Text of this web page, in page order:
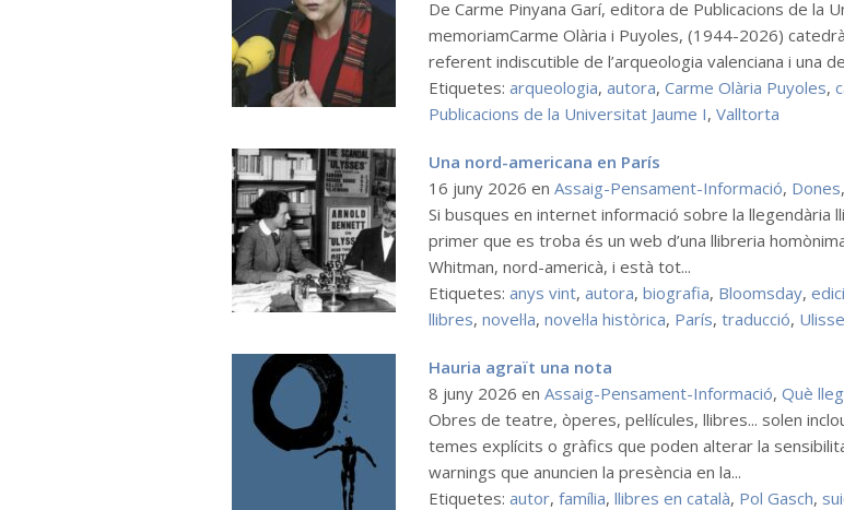
De Carme Pinyana Garí, editora de Publicacions de la
memoriamCarme Olària i Puyoles, (1944-2026)
referent indiscutible de l’arqueologia valenciana i una
Etiquetes: arqueologia, autora, Carme Olària Puyoles,
Publicacions de la Universitat Jaume I, Valltorta
Una nord-americana en París
16 juny 2026 en Assaig-Pensament-Informació, Dones,
Si busques en internet informació sobre la llegendària
primer que es troba és un web d’una llibreria
Whitman, nord-americà, i està tot...
Etiquetes: anys vint, autora, biografia, Bloomsday,
llibres, novel·la, novel·la històrica, París, traducció,
Hauria agraït una nota
8 juny 2026 en Assaig-Pensament-Informació, Què
Obres de teatre, òperes, pel·lícules, llibres... solen
temes explícits o gràfics que poden alterar la
warnings que anuncien la presència en la...
Etiquetes: autor, família, llibres en català, Pol Gasch,